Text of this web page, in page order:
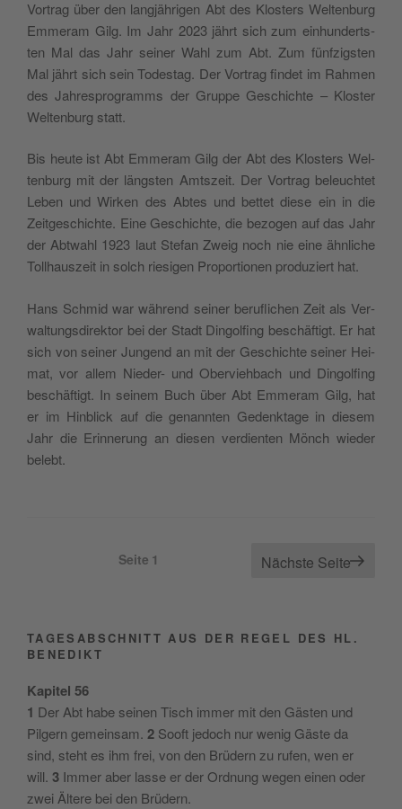
Vor­trag über den lang­jäh­ri­gen Abt des Klos­ters Wel­ten­burg
Emmer­am Gilg. Im Jahr 2023 jährt sich zum ein­hun­derts­
ten Mal das Jahr sei­ner Wahl zum Abt. Zum fünf­zigs­ten
Mal jährt sich sein Todes­tag. Der Vor­trag fin­det im Rah­men
des Jah­res­pro­gramms der Grup­pe Geschich­te – Klos­ter
Wel­ten­burg statt.
Bis heu­te ist Abt Emmer­am Gilg der Abt des Klos­ters Wel­
ten­burg mit der längs­ten Amts­zeit. Der Vor­trag beleuch­tet
Leben und Wir­ken des Abtes und bet­tet die­se ein in die
Zeit­ge­schich­te. Eine Geschich­te, die bezo­gen auf das Jahr
der Abt­wahl 1923 laut Ste­fan Zweig noch nie eine ähn­li­che
Toll­haus­zeit in solch rie­si­gen Pro­por­tio­nen pro­du­ziert hat.
Hans Schmid war wäh­rend sei­ner beruf­li­chen Zeit als Ver­
wal­tungs­di­rek­tor bei der Stadt Din­gol­fing beschäf­tigt. Er hat
sich von sei­ner Jun­gend an mit der Geschich­te sei­ner Hei­
mat, vor allem Nie­der- und Ober­vieh­bach und Din­gol­fing
beschäf­tigt. In sei­nem Buch über Abt Emmer­am Gilg, hat
er im Hin­blick auf die genann­ten Gedenk­ta­ge in die­sem
Jahr die Erin­ne­rung an die­sen ver­dien­ten Mönch wie­der
belebt.
Seitennummerierung
Seite 1 Nächste Seite
TAGESABSCHNITT AUS DER REGEL DES HL.
BENEDIKT
Kapitel 56
1 Der Abt habe seinen Tisch immer mit den Gästen und
Pilgern gemeinsam. 2 Sooft jedoch nur wenig Gäste da
sind, steht es ihm frei, von den Brüdern zu rufen, wen er
will. 3 Immer aber lasse er der Ordnung wegen einen oder
zwei Ältere bei den Brüdern.